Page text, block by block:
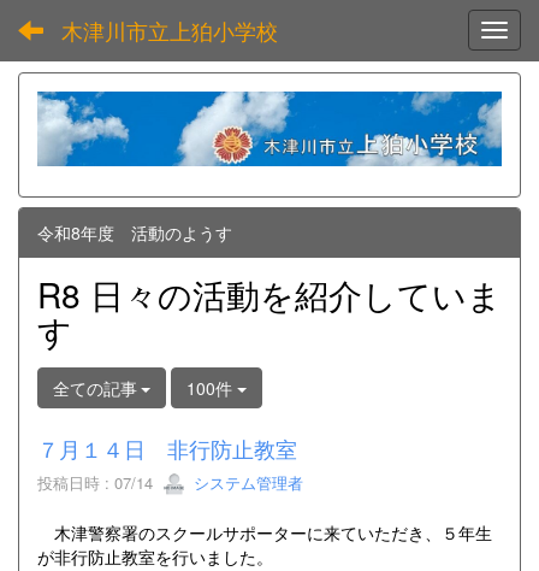
木津川市立上狛小学校
令和8年度 活動のようす
R8 日々の活動を紹介していま
す
全ての記事 100件
７月１４日 非行防止教室
投稿日時 : 07/14 システム管理者
木津警察署のスクールサポーターに来ていただき、５年生
が非行防止教室を行いました。